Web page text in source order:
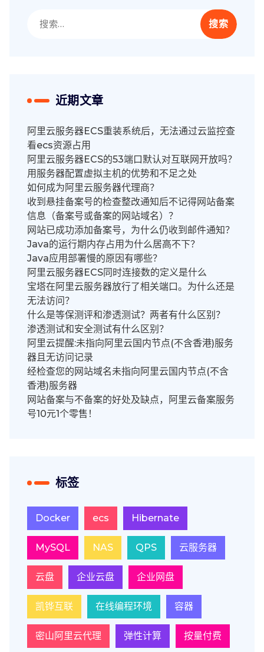
索：
近期文章
阿里云服务器ECS重装系统后，无法通过云监控查
看ecs资源占用
阿里云服务器ECS的53端口默认对互联网开放吗？
用服务器配置虚拟主机的优势和不足之处
如何成为阿里云服务器代理商？
收到悬挂备案号的检查整改通知后不记得网站备案
信息（备案号或备案的网站域名）？
网站已成功添加备案号，为什么仍收到邮件通知？
Java的运行期内存占用为什么居高不下？
Java应用部署慢的原因有哪些？
阿里云服务器ECS同时连接数的定义是什么
宝塔在阿里云服务器放行了相关端口。为什么还是
无法访问？
什么是等保测评和渗透测试？两者有什么区别？
渗透测试和安全测试有什么区别？
阿里云提醒:未指向阿里云国内节点(不含香港)服务
器且无访问记录
经检查您的网站域名未指向阿里云国内节点(不含
香港)服务器
网站备案与不备案的好处及缺点，阿里云备案服务
号10元1个零售！
标签
Docker ecs Hibernate
MySQL NAS QPS 云服务器
云盘 企业云盘 企业网盘
凯铧互联 在线编程环境 容器
密山阿里云代理 弹性计算 按量付费